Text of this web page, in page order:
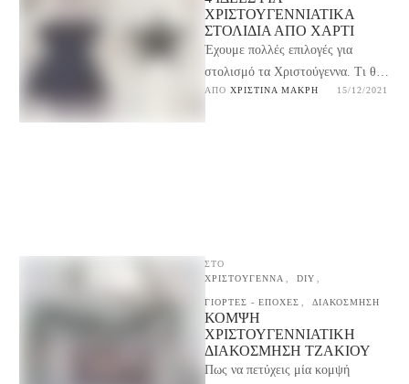
ΧΡΙΣΤΟΥΓΕΝΝΙΆΤΙΚΑ
ΣΤΟΛΊΔΙΑ ΑΠΌ ΧΑΡΤΊ
Έχουμε πολλές επιλογές για
στολισμό τα Χριστούγεννα. Τι θα
έλεγες για χριστουγεννιάτικα
ΑΠΌ ΧΡΙΣΤΊΝΑ ΜΑΚΡΉ 15/12/2021
ΣΤΟ
ΧΡΙΣΤΟΥΓΕΝΝΑ
DIY
ΓΙΟΡΤΕΣ - ΕΠΟΧΕΣ ΔΙΑΚΟΣΜΗΣΗ
ΚΟΜΨΉ
ΧΡΙΣΤΟΥΓΕΝΝΙΆΤΙΚΗ
ΔΙΑΚΌΣΜΗΣΗ ΤΖΑΚΙΟΎ
Πως να πετύχεις μία κομψή